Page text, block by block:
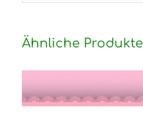
Ähnliche Produkte